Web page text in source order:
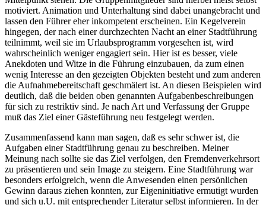
motiviert. Animation und Unterhaltung sind dabei unangebracht und
lassen den Führer eher inkompetent erscheinen. Ein Kegelverein
hingegen, der nach einer durchzechten Nacht an einer Stadtführung
teilnimmt, weil sie im Urlaubsprogramm vorgesehen ist, wird
wahrscheinlich weniger engagiert sein. Hier ist es besser, viele
Anekdoten und Witze in die Führung einzubauen, da zum einen
wenig Interesse an den gezeigten Objekten besteht und zum anderen
die Aufnahmebereitschaft geschmälert ist. An diesen Beispielen wird
deutlich, daß die beiden oben genannten Aufgabenbeschreibungen
für sich zu restriktiv sind. Je nach Art und Verfassung der Gruppe
muß das Ziel einer Gästeführung neu festgelegt werden.
Zusammenfassend kann man sagen, daß es sehr schwer ist, die
Aufgaben einer Stadtführung genau zu beschreiben. Meiner
Meinung nach sollte sie das Ziel verfolgen, den Fremdenverkehrsort
zu präsentieren und sein Image zu steigern. Eine Stadtführung war
besonders erfolgreich, wenn die Anwesenden einen persönlichen
Gewinn daraus ziehen konnten, zur Eigeninitiative ermutigt wurden
und sich u.U. mit entsprechender Literatur selbst informieren. In der